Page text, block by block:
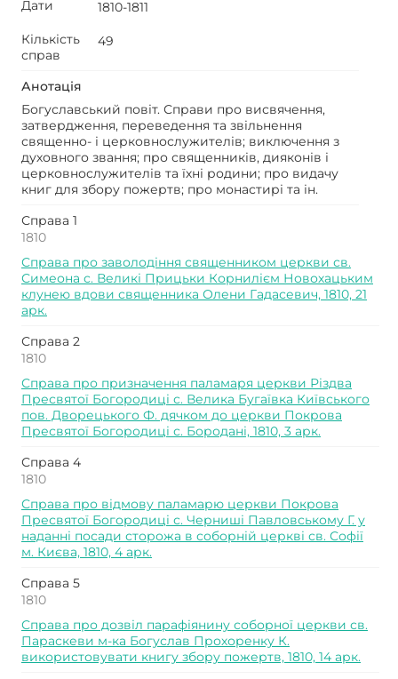
Дати
1810-1811
Кількість
справ
49
Анотація
Богуславський повіт. Справи про висвячення,
затвердження, переведення та звільнення
священно- і церковнослужителів; виключення з
духовного звання; про священників, дияконів і
церковнослужителів та їхні родини; про видачу
книг для збору пожертв; про монастирі та ін.
Справа 1
1810
Справа про заволодіння священником церкви св.
Симеона с. Великі Прицьки Корнилієм Новохацьким
клунею вдови священника Олени Гадасевич, 1810, 21
арк.
Справа 2
1810
Справа про призначення паламаря церкви Різдва
Пресвятої Богородиці с. Велика Бугаївка Київського
пов. Дворецького Ф. дячком до церкви Покрова
Пресвятої Богородиці с. Бородані, 1810, 3 арк.
Справа 4
1810
Справа про відмову паламарю церкви Покрова
Пресвятої Богородиці с. Черниші Павловському Г. у
наданні посади сторожа в соборній церкві св. Софії
м. Києва, 1810, 4 арк.
Справа 5
1810
Справа про дозвіл парафіянину соборної церкви св.
Параскеви м-ка Богуслав Прохоренку К.
використовувати книгу збору пожертв, 1810, 14 арк.